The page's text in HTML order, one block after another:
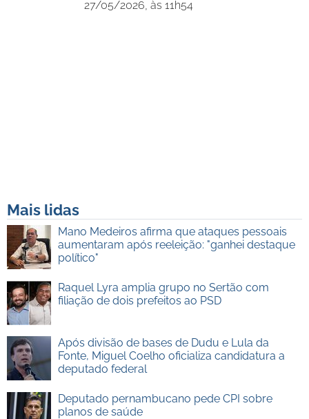
27/05/2026, às 11h54
Mais lidas
Mano Medeiros afirma que ataques pessoais
aumentaram após reeleição: "ganhei destaque
político"
Raquel Lyra amplia grupo no Sertão com
filiação de dois prefeitos ao PSD
Após divisão de bases de Dudu e Lula da
Fonte, Miguel Coelho oficializa candidatura a
deputado federal
Deputado pernambucano pede CPI sobre
planos de saúde